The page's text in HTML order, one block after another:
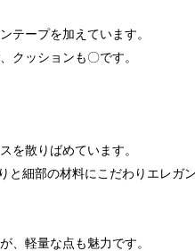
テープを加えています。
クッションも〇です。
を散りばめています。
と細部の材料にこだわりエレガ
、軽量な点も魅力です。